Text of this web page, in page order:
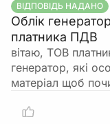
ВІДПОВІДЬ НАДАНО
Облік
платника ПДВ
вітаю, ТОВ
генератор, які
матеріал щоб